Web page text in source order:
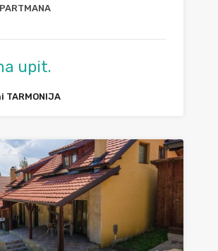
upit.
TARMONIJA